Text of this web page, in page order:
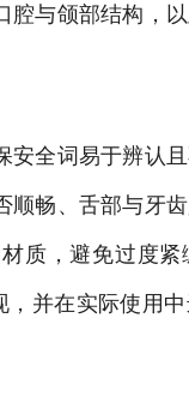
与颌部结构，
全词易于辨认
畅、舌部与牙
质，避免过度
并在实际使用